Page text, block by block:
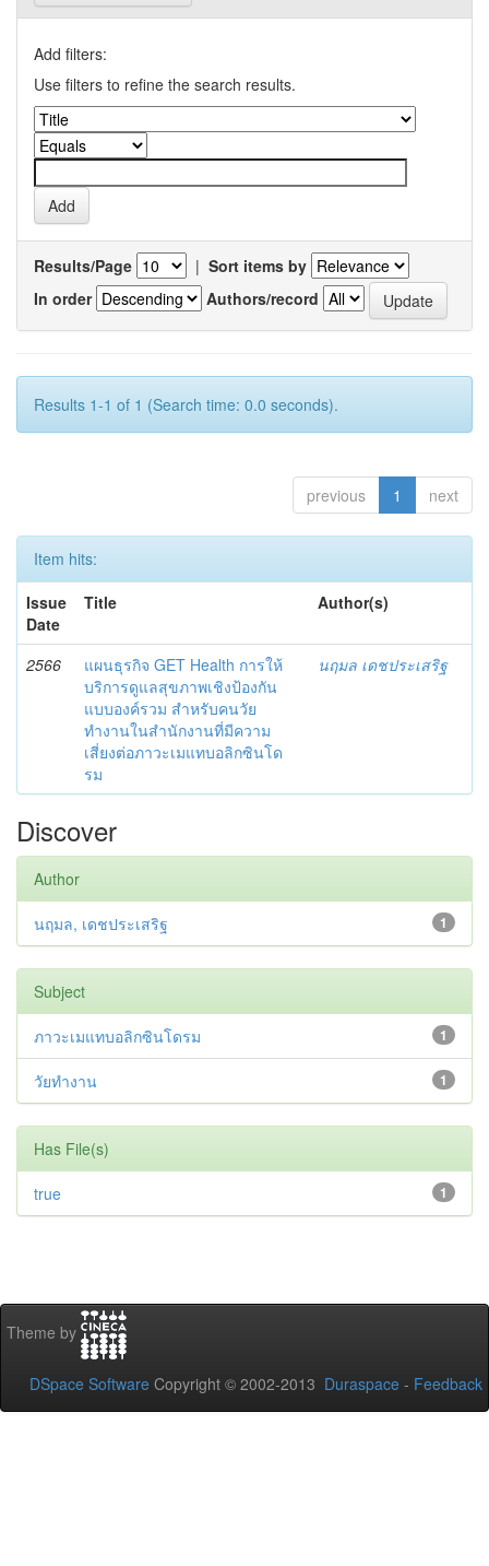
Add filters:
Use filters to refine the search results.
Results/Page | Sort items by
In order
Authors/record
Results 1-1 of 1 (Search time: 0.0 seconds).
previous 1 next
Item hits:
Issue
Date
Title Author(s)
2566
แผนธุรกิจ GET Health การให้
บริการดูแลสุขภาพเชิงป้องกัน
แบบองค์รวม สำหรับคนวัย
ทำงานในสำนักงานที่มีความ
เสี่ยงต่อภาวะเมแทบอลิกซินโด
รม
นฤมล เดชประเสริฐ
Discover
Author
1
นฤมล, เดชประเสริฐ
Subject
1
ภาวะเมแทบอลิกซินโดรม
1
วัยทํางาน
Has File(s)
1
true
Theme by
DSpace Software Copyright © 2002-2013 Duraspace - Feedback